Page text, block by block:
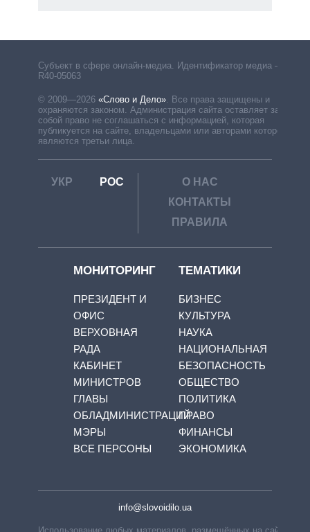
Субъект в сфере онлайн-медиа. Идентификатор медиа –
R40-05063
© 2009—2026 «Слово и Дело»
Все права защищены и
охраняются законом. Администрация сайта оставляет за
собой право не соглашаться с информацией, которая
публикуется на сайте, владельцами или авторами которой
являются третьи лица.
УКР РОС
О НАС
КОНТАКТЫ
ПРАВИЛА
МОНИТОРИНГ
ПРЕЗИДЕНТ И
ОФИС
ВЕРХОВНАЯ
РАДА
КАБИНЕТ
МИНИСТРОВ
ГЛАВЫ
ОБЛАДМИНИСТРАЦИЙ
МЭРЫ
ВСЕ ПЕРСОНЫ
ТЕМАТИКИ
БИЗНЕС
КУЛЬТУРА
НАУКА
НАЦИОНАЛЬНАЯ
БЕЗОПАСНОСТЬ
ОБЩЕСТВО
ПОЛИТИКА
ПРАВО
ФИНАНСЫ
ЭКОНОМИКА
info@slovoidilo.ua